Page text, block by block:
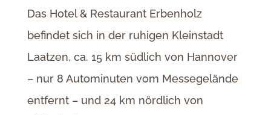
Das Hotel & Restaurant Erbenholz
befindet sich in der ruhigen Kleinstadt
Laatzen, ca. 15 km südlich von Hannover
– nur 8 Autominuten vom Messegelände
entfernt – und 24 km nördlich von